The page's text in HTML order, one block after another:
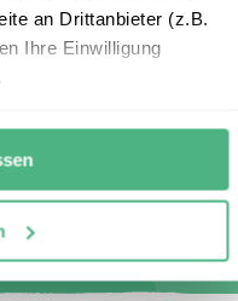
an Drittanbieter (z.B.
Ihre Einwilligung